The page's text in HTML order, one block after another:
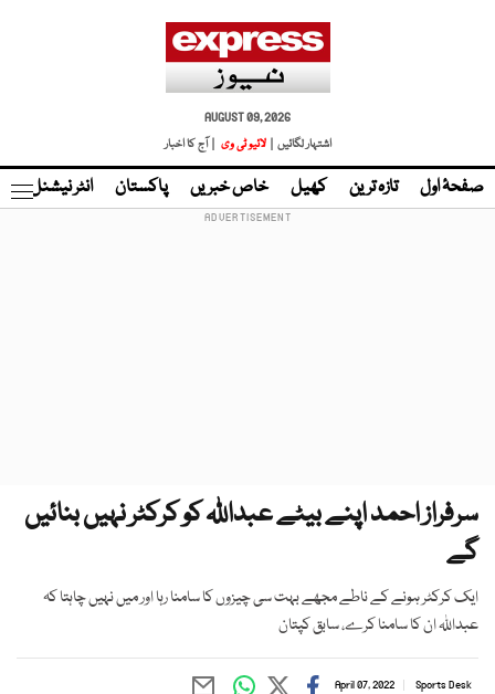
AUGUST 09, 2026
اشتہار لگائیں |
لائیو ٹی وی | آج کا اخبار
صفحۂ اول تازہ ترین کھیل خاص خبریں پاکستان انٹر نیشنل
سرفراز احمد اپنے بیٹے عبداللہ کو کرکٹر نہیں بنائیں
گے
ایک کرکٹر ہونے کے ناطے مجھے بہت سی چیزوں کا سامنا رہا اور میں نہیں چاہتا کہ
عبداللہ ان کا سامنا کرے، سابق کپتان
Sports Desk
April 07, 2022